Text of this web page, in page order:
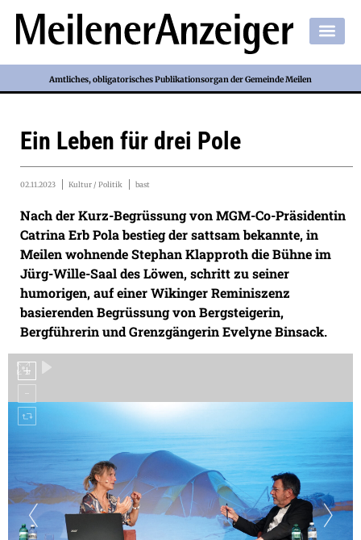
Amtliches, obligatorisches Publikationsorgan der Gemeinde Meilen
Ein Leben für drei Pole
02.11.2023 Kultur / Politik bast
Nach der Kurz-Begrüssung von MGM-Co-Präsidentin
Catrina Erb Pola bestieg der sattsam bekannte, in
Meilen wohnende Stephan Klapproth die Bühne im
Jürg-Wille-Saal des Löwen, schritt zu seiner
humorigen, auf einer Wikinger Reminiszenz
basierenden Begrüssung von Bergsteigerin,
Bergführerin und Grenzgängerin Evelyne Binsack.